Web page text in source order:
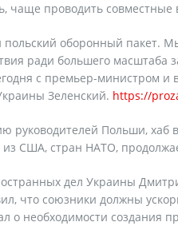
чаще проводить совместные
польский оборонный пакет.
ради большего масштаба
с премьер-министром и
Зеленский. https://
руководителей Польши, хаб
из США, стран НАТО,
дел Украины
что союзники должны
о необходимости создания